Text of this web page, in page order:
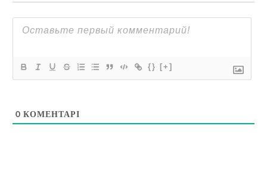
{} [+]
0 КОМЕНТАРІ